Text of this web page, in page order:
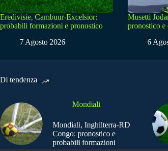
Eredivisie, Cambuur-Excelsior:
probabili formazioni e pronostico
7 Agosto 2026
Musetti
pronostico e
6
Di tendenza
Mondiali
Mondiali, Inghilterra-RD
Congo: pronostico e
probabili formazioni